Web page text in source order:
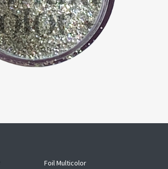
Foil Multicolor